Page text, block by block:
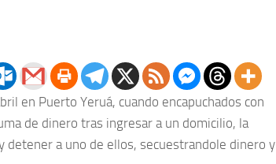
en Puerto Yeruá, cuando encapuchados con
de dinero tras ingresar a un domicilio, la
a uno de ellos, secuestrandole dinero y